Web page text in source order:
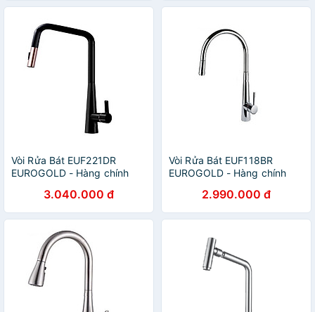
Vòi Rửa Bát EUF221DR
EUROGOLD - Hàng chính
3.040.000 đ
Vòi Rửa Bát EUF118BR
EUROGOLD - Hàng chính
2.990.000 đ